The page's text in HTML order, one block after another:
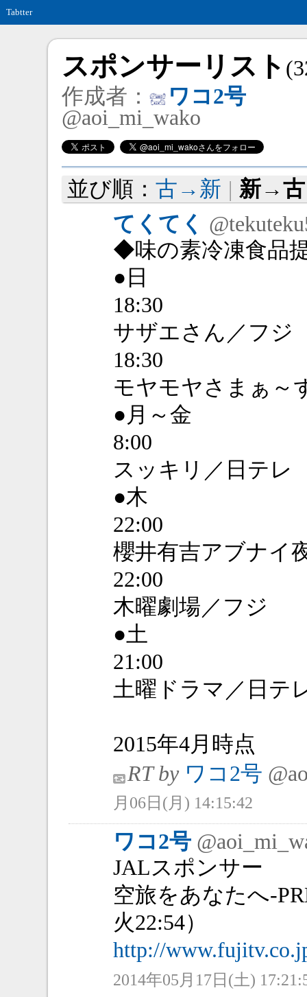
Tabtter
スポンサーリスト
作成者：
ワコ2号
@aoi_mi_wako
並び順： 古→新 | 新→古
てくてく
◆味の素冷凍食品
●日
18:30
サザエさん／フジ
18:30
モヤモヤさまぁ～
●月～金
8:00
スッキリ／日テレ
●木
22:00
櫻井有吉アブナイ
22:00
木曜劇場／フジ
●土
21:00
土曜ドラマ／日テ
2015年4月時点
RT by ワコ2号
月06日(月) 14:15:42
ワコ2号
JALスポンサー
空旅をあなたへ-
火22:54）
http://
2014年05月17日(土)